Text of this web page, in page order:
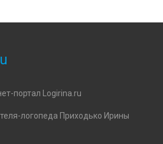
портал Logirina.ru
логопеда Приходько Ирины